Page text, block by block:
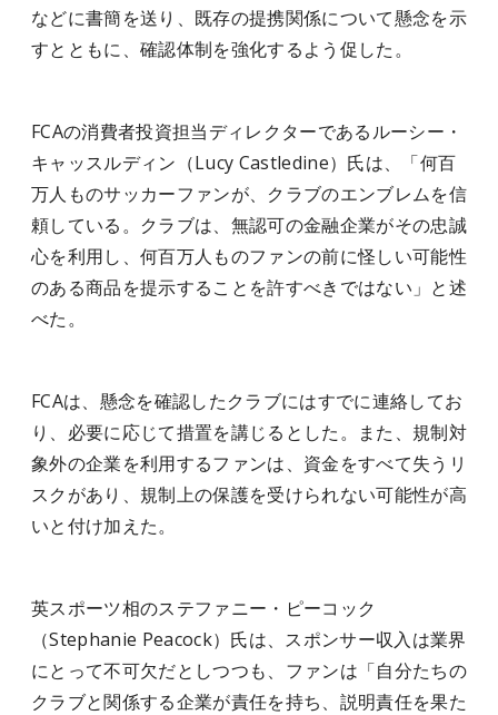
などに書簡を送り、既存の提携関係について懸念を示
すとともに、確認体制を強化するよう促した。
FCAの消費者投資担当ディレクターであるルーシー・
キャッスルディン（Lucy Castledine）氏は、「何百
万人ものサッカーファンが、クラブのエンブレムを信
頼している。クラブは、無認可の金融企業がその忠誠
心を利用し、何百万人ものファンの前に怪しい可能性
のある商品を提示することを許すべきではない」と述
べた。
FCAは、懸念を確認したクラブにはすでに連絡してお
り、必要に応じて措置を講じるとした。また、規制対
象外の企業を利用するファンは、資金をすべて失うリ
スクがあり、規制上の保護を受けられない可能性が高
いと付け加えた。
英スポーツ相のステファニー・ピーコック
（Stephanie Peacock）氏は、スポンサー収入は業界
にとって不可欠だとしつつも、ファンは「自分たちの
クラブと関係する企業が責任を持ち、説明責任を果た